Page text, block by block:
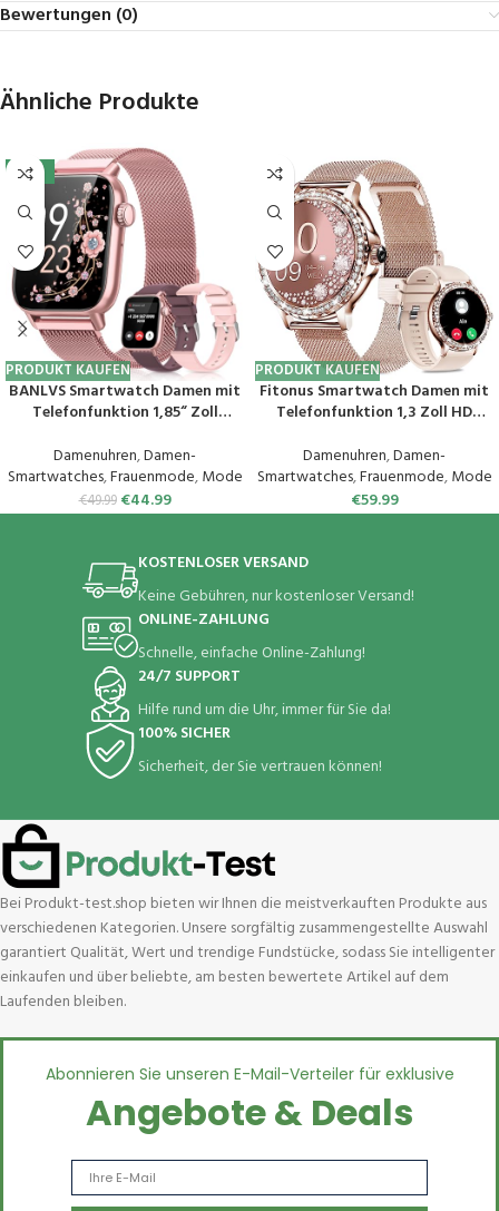
Bewertungen (0)
Ähnliche Produkte
-10%
PRODUKT KAUFEN
BANLVS Smartwatch Damen mit
Telefonfunktion 1,85“ Zoll
Herzfrequenz, Schlafmonitor,
Menstruationszyklus, IP68
wasserdichte Sportuhr für iOS
und Android (Rosa)
Damenuhren,Damen-
Smartwatches,Frauenmode,Mode
€49.99 €44.99
PRODUKT KAUFEN
Fitonus Smartwatch Damen mit
Telefonfunktion 1,3 Zoll HD
Periodenverfolgung, 110+ Sport,
Herzfrequenz, SpO2
Schlafmonitor, IP68 Fitnessuhr
Tracker für iOS Android
Damenuhren,Damen-
Smartwatches,Frauenmode,Mode
€59.99
KOSTENLOSER VERSAND
Keine Gebühren, nur kostenloser Versand!
ONLINE-ZAHLUNG
Schnelle, einfache Online-Zahlung!
24/7 SUPPORT
Hilfe rund um die Uhr, immer für Sie da!
100% SICHER
Sicherheit, der Sie vertrauen können!
Bei Produkt-test.shop bieten wir Ihnen die meistverkauften Produkte aus
verschiedenen Kategorien. Unsere sorgfältig zusammengestellte Auswahl
garantiert Qualität, Wert und trendige Fundstücke, sodass Sie intelligenter
einkaufen und über beliebte, am besten bewertete Artikel auf dem
Laufenden bleiben.
Abonnieren Sie unseren E-Mail-Verteiler für exklusive
Angebote & Deals